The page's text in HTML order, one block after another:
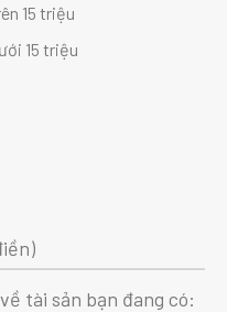
15 triệu
15 triệu
tài sản bạn đang có: